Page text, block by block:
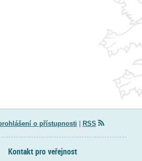
o přístupnosti RSS
Kontakt pro veřejnost